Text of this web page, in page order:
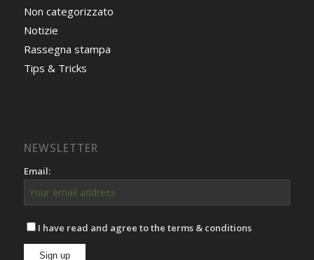
Non categorizzato
Notizie
Rassegna stampa
Tips & Tricks
NEWSLETTER
Email:
I have read and agree to the terms & conditions